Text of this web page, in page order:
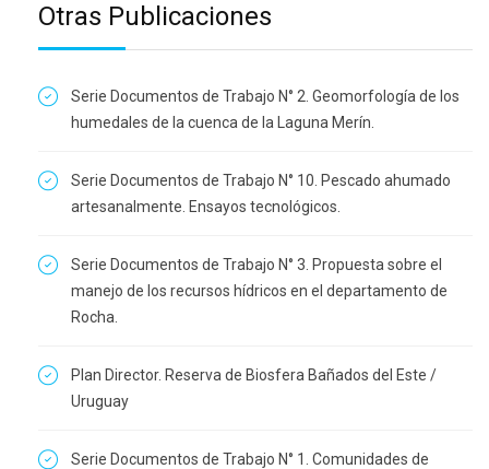
Otras Publicaciones
Serie Documentos de Trabajo N° 2. Geomorfología de los
humedales de la cuenca de la Laguna Merín.
Serie Documentos de Trabajo N° 10. Pescado ahumado
artesanalmente. Ensayos tecnológicos.
Serie Documentos de Trabajo N° 3. Propuesta sobre el
manejo de los recursos hídricos en el departamento de
Rocha.
Plan Director. Reserva de Biosfera Bañados del Este /
Uruguay
Serie Documentos de Trabajo N° 1. Comunidades de